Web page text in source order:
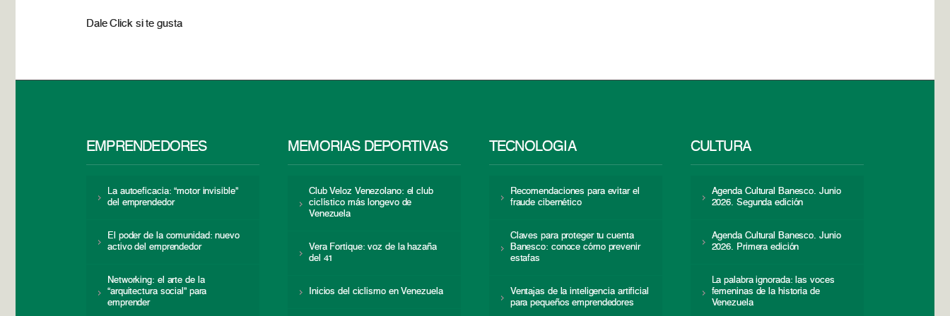
Dale Click si te gusta
EMPRENDEDORES
La autoeficacia: “motor invisible”
del emprendedor
El poder de la comunidad: nuevo
activo del emprendedor
Networking: el arte de la
“arquitectura social” para
emprender
MEMORIAS DEPORTIVAS
Club Veloz Venezolano: el club
ciclístico más longevo de
Venezuela
Vera Fortique: voz de la hazaña
del 41
Inicios del ciclismo en Venezuela
TECNOLOGÍA
Recomendaciones para evitar el
fraude cibernético
Claves para proteger tu cuenta
Banesco: conoce cómo prevenir
estafas
Ventajas de la inteligencia artificial
para pequeños emprendedores
CULTURA
Agenda Cultural Banesco. Junio
2026. Segunda edición
Agenda Cultural Banesco. Junio
2026. Primera edición
La palabra ignorada: las voces
femeninas de la historia de
Venezuela